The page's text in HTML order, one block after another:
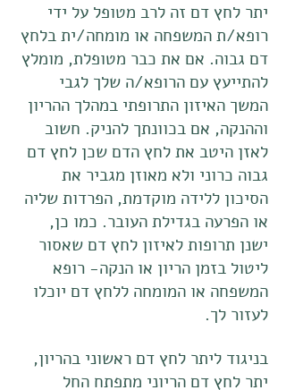
יתר לחץ דם זה לרב מטופל על ידי
רופא/ת המשפחה או מומחה/ית בלחץ
דם גבוה. אם את כבר מטופלת, מומלץ
להתייעץ עם הרופא/ה שלך לגבי
המשך האיזון התרופתי במהלך ההריון
וההנקה, אם בכוונתך להניק. חשוב
לאזן היטב את לחץ הדם שכן לחץ דם
גבוה כרוני ולא מאוזן מגביר את
הסיכון ללידה מוקדמת, הפרדות שליה
או הפרעה בגדילת העובר. כמו כן,
ישנן תרופות לאיזון לחץ דם שאסור
ליטול בזמן הריון או הנקה- רופא
המשפחה או המומחה ללחץ דם יוכלו
לעזור לך.
בניגוד ליתר לחץ דם ראשוני בהריון,
יתר לחץ דם הריוני מתפתח החל